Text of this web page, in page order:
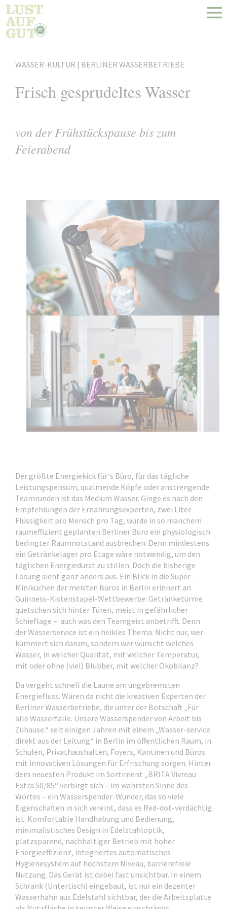
WASSER-KULTUR | BERLINER WASSERBETRIEBE
Frisch gesprudeltes Wasser
von der Frühstückspause bis zum
Feierabend
Der größte Energiekick für‘s Büro, für das tägliche
Leistungspensum, qualmende Köpfe oder anstrengende
Teamrunden ist das Medium Wasser. Ginge es nach den
Empfehlungen der Ernährungsexperten, zwei Liter
Flüssigkeit pro Mensch pro Tag, würde in so manchem
raumeffizient geplanten Berliner Büro ein physiologisch
bedingter Raumnotstand ausbrechen. Denn mindestens
ein Getränkelager pro Etage wäre notwendig, um den
täglichen Energiedurst zu stillen. Doch die bisherige
Lösung sieht ganz anders aus. Ein Blick in die Super-
Miniküchen der meisten Büros in Berlin erinnert an
Guinness-Kistenstapel-Wettbewerbe: Getränketürme
quetschen sich hinter Türen, meist in gefährlicher
Schieflage – auch was den Teamgeist anbetrifft. Denn
der Wasserservice ist ein heikles Thema. Nicht nur, wer
kümmert sich darum, sondern wer wünscht welches
Wasser, in welcher Qualität, mit welcher Temperatur,
mit oder ohne (viel) Blubber, mit welcher Ökobilanz?
Da vergeht schnell die Laune am ungebremsten
Energiefluss. Wären da nicht die kreativen Experten der
Berliner Wasserbetriebe, die unter der Botschaft „Für
alle Wasserfälle. Unsere Wasserspender von Arbeit bis
Zuhause.“ seit einigen Jahren mit einem „Wasser-service
direkt aus der Leitung“ in Berlin im öffentlichen Raum, in
Schulen, Privathaushalten, Foyers, Kantinen und Büros
mit innovativen Lösungen für Erfrischung sorgen. Hinter
dem neuesten Produkt im Sortiment „BRITA Vivreau
Extra 50/85“ verbirgt sich – im wahrsten Sinne des
Wortes – ein Wasserspender-Wunder, das so viele
Eigenschaften in sich vereint, dass es Red-dot-verdächtig
ist: Komfortable Handhabung und Bedienung,
minimalistisches Design in Edelstahloptik,
platzsparend, nachhaltiger Betrieb mit hoher
Energieeffizienz, integriertes automatisches
Hygienesystem auf höchstem Niveau, barrierefreie
Nutzung. Das Gerät ist dabei fast unsichtbar. In einem
Schrank (Untertisch) eingebaut, ist nur ein dezenter
Wasserhahn aus Edelstahl sichtbar, der die Arbeitsplatte